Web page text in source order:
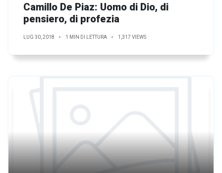
Camillo De Piaz: Uomo di Dio, di
pensiero, di profezia
LUG 30, 2018 1 MIN DI LETTURA 1,317 VIEWS